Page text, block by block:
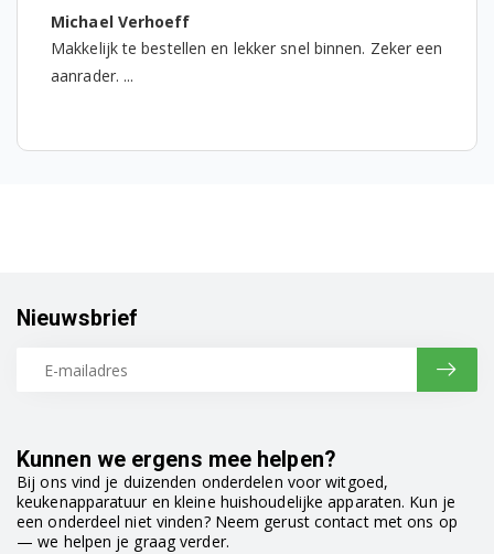
BCH65RT25A/02
BCH65RT25A/03
BCH6ALL/02
BCH6ATH25/03
BCH6ATH25/06
Michael Verhoeff
Makkelijk te bestellen en lekker snel binnen. Zeker een
aanrader. ...
Kunnen we ergens mee helpen?
Bij ons vind je duizenden onderdelen voor witgoed,
keukenapparatuur en kleine huishoudelijke apparaten. Kun je
een onderdeel niet vinden? Neem gerust contact met ons op
— we helpen je graag verder.
Nieuwsbrief